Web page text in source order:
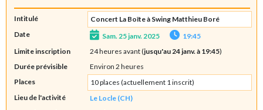
Intitulé
Concert La Boîte à Swing Matthieu Boré
Date
Sam. 25 janv. 2025
19:45
Limite inscription
24 heures avant (jusqu'au 24 janv. à 19:45)
Durée prévisible
Environ 2 heures
Places
10 places (actuellement 1 inscrit)
Lieu de l'activité
Le Locle (CH)